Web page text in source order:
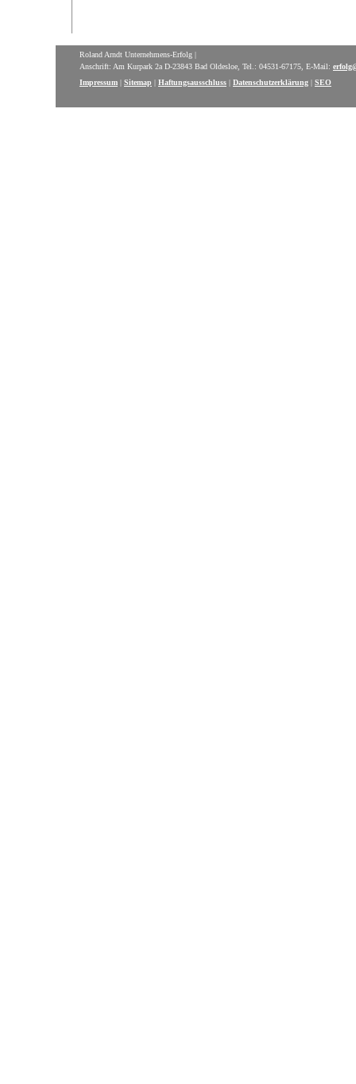
Roland Arndt Unternehmens-Erfolg |
Anschrift: Am Kurpark 2a D-23843 Bad Oldesloe, Tel.: 04531-67175, E-Mail:
Impressum | Sitemap | Haftungsausschluss | Datenschutzerklärung | SEO